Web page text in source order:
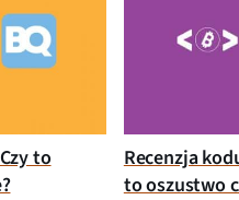
to
Recenzja
to oszustwo